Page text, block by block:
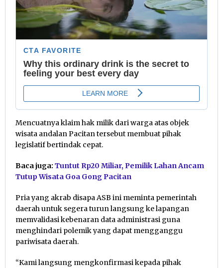
Mencuatnya klaim hak milik dari warga atas objek
wisata andalan Pacitan tersebut membuat pihak
legislatif bertindak cepat.
Baca juga: Tuntut Rp20 Miliar, Pemilik Lahan Ancam
Tutup Wisata Goa Gong Pacitan
Pria yang akrab disapa ASB ini meminta pemerintah
daerah untuk segera turun langsung ke lapangan
memvalidasi kebenaran data administrasi guna
menghindari polemik yang dapat mengganggu
pariwisata daerah.
“Kami langsung mengkonfirmasi kepada pihak